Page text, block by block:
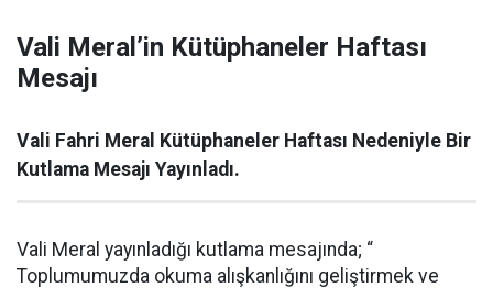
Vali Meral’in Kütüphaneler Haftası
Mesajı
Vali Fahri Meral Kütüphaneler Haftası Nedeniyle Bir
Kutlama Mesajı Yayınladı.
Vali Meral yayınladığı kutlama mesajında; “
Toplumumuzda okuma alışkanlığını geliştirmek ve